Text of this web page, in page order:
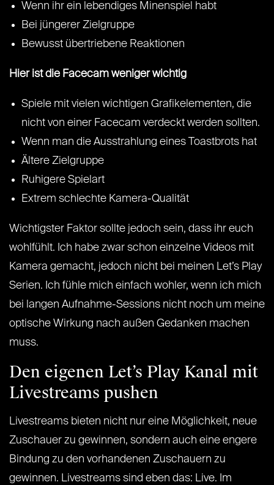
Wenn ihr ein lebendiges Minenspiel habt
Bei jüngerer Zielgruppe
Bewusst übertriebene Reaktionen
Hier ist die Facecam weniger wichtig
Spiele mit vielen wichtigen Grafikelementen, die
nicht von einer Facecam verdeckt werden sollten.
Wenn man die Ausstrahlung eines Toastbrots hat
Ältere Zielgruppe
Ruhigere Spielart
Extrem schlechte Kamera-Qualität
Wichtigster Faktor sollte jedoch sein, dass ihr euch
wohlfühlt. Ich habe zwar schon einzelne Videos mit
Kamera gemacht, jedoch nicht bei meinen Let’s Play
Serien. Ich fühle mich einfach wohler, wenn ich mich
bei langen Aufnahme-Sessions nicht noch um meine
optische Wirkung nach außen Gedanken machen
muss.
Den eigenen Let’s Play Kanal mit
Livestreams pushen
Livestreams bieten nicht nur eine Möglichkeit, neue
Zuschauer zu gewinnen, sondern auch eine engere
Bindung zu den vorhandenen Zuschauern zu
gewinnen. Livestreams sind eben das: Live. Im